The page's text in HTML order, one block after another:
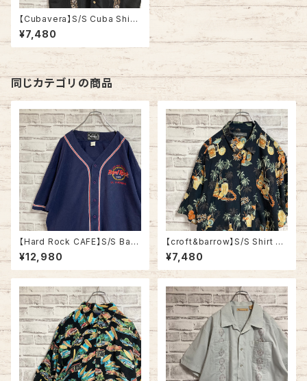
【Cubavera】S/S Cuba Shirt
L相当 キューバシャツ 刺繍 オー
プンカラーシャツ 開襟シャツ ブ
ラック アメリカ USA 古着
¥7,480
同じカテゴリの商品
【Hard Rock CAFE】S/S Bas
eball Shirt L相当 Made in U
SA ハードロックカフェ ベース
ボールシャツ ゲームシャツ US
古着
¥12,980
【croft&barrow】S/S Shirt L
“BEER Pattern” Rayon100%
アロハシャツ 柄シャツ 総柄シャ
ツ ビール柄 カクテル アルコー
¥7,480